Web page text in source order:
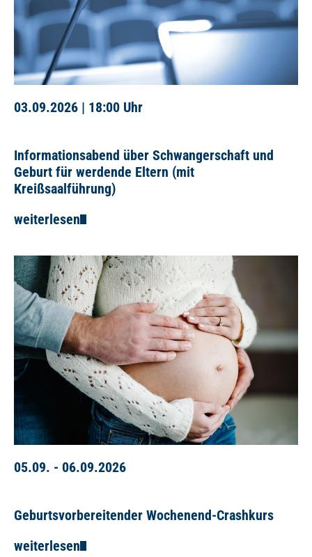
03.09.2026 | 18:00 Uhr
Informationsabend über Schwangerschaft und
Geburt für werdende Eltern (mit
Kreißsaalführung)
weiterlesen
05.09. - 06.09.2026
Geburtsvorbereitender Wochenend-Crashkurs
weiterlesen